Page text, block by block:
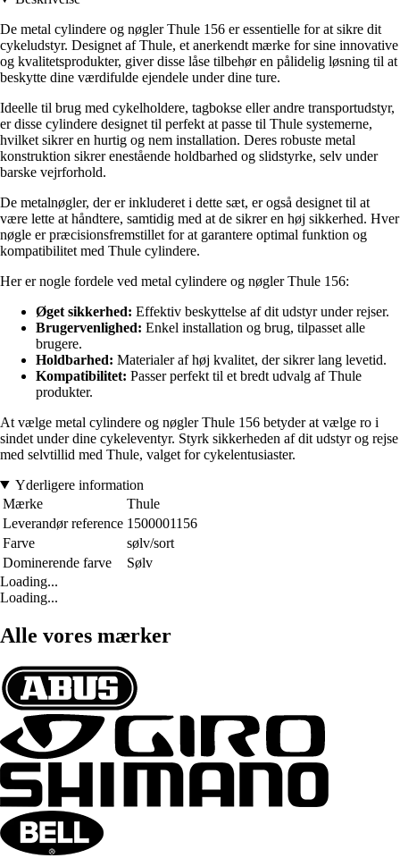
De metal cylindere og nøgler Thule 156 er essentielle for at sikre dit
cykeludstyr. Designet af Thule, et anerkendt mærke for sine innovative
og kvalitetsprodukter, giver disse låse tilbehør en pålidelig løsning til at
beskytte dine værdifulde ejendele under dine ture.
Ideelle til brug med cykelholdere, tagbokse eller andre transportudstyr,
er disse cylindere designet til perfekt at passe til Thule systemerne,
hvilket sikrer en hurtig og nem installation. Deres robuste metal
konstruktion sikrer enestående holdbarhed og slidstyrke, selv under
barske vejrforhold.
De metalnøgler, der er inkluderet i dette sæt, er også designet til at
være lette at håndtere, samtidig med at de sikrer en høj sikkerhed. Hver
nøgle er præcisionsfremstillet for at garantere optimal funktion og
kompatibilitet med Thule cylindere.
Her er nogle fordele ved metal cylindere og nøgler Thule 156:
Øget sikkerhed: Effektiv beskyttelse af dit udstyr under rejser.
Brugervenlighed: Enkel installation og brug, tilpasset alle
brugere.
Holdbarhed: Materialer af høj kvalitet, der sikrer lang levetid.
Kompatibilitet: Passer perfekt til et bredt udvalg af Thule
produkter.
At vælge metal cylindere og nøgler Thule 156 betyder at vælge ro i
sindet under dine cykeleventyr. Styrk sikkerheden af dit udstyr og rejse
med selvtillid med Thule, valget for cykelentusiaster.
Yderligere information
Mærke
Thule
Leverandør reference 1500001156
Farve
sølv/sort
Dominerende farve
Sølv
Loading...
Loading...
Alle vores mærker